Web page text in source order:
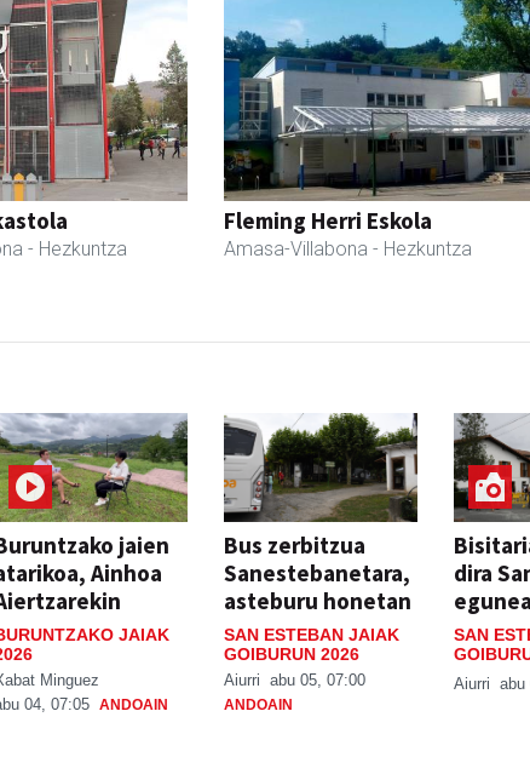
- Hezkuntza
Fleming Herri Eskola
Amasa-Villabona - Hezkuntza
jaien
Ainhoa
JAIAK
Minguez
04, 07:05 ANDOAIN
Bus zerbitzua
Sanestebanetara,
asteburu honetan
SAN ESTEBAN JAIAK
GOIBURUN 2026
Aiurri abu 05, 07:00
ANDOAIN
dira
SAN
Aiurri abu